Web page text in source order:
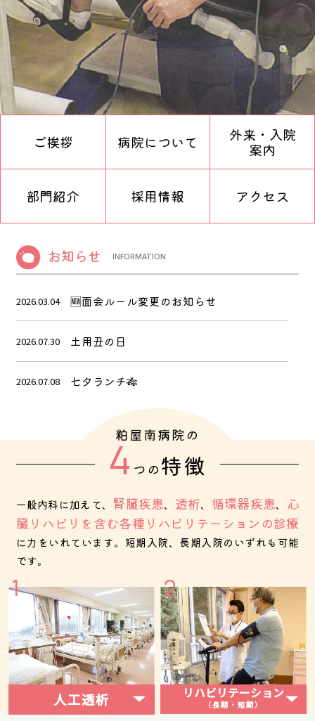
ご挨拶 病院について
外来・入院
案内
部門紹介 採用情報 アクセス
お知らせ INFORMATION
2026.07.30 土用丑の日
2026.07.08 七夕ランチ🎋
６月行事食🍱
2026.05.20 5月行事食🍃
2026.04.16 新入職者研修🩺✨
2026.04.08 4月行事食🍱
2026.04.08
2026.03.06 ひなまつりランチ🎎
2026.03.04 🆕面会ルール変更のお知らせ
2026.02.20 マイナビ看護 就職セミナー出展🌸
2026.02.17 バレンタインデー❤
粕屋南病院の
4 つの特徴
一般内科に加えて、 腎臓疾患、 透析、 循環器疾患、 心
臓リハビリを含む各種リハビリテーションの診療
に力をいれています。短期入院、長期入院のいずれも可能
です。
人工透析 リハビリテーション
（長期・短期）